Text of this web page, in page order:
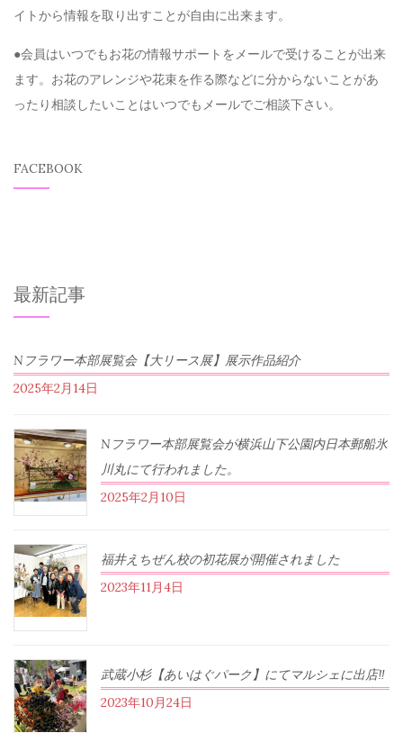
イトから情報を取り出すことが自由に出来ます。
●会員はいつでもお花の情報サポートをメールで受けることが出来
ます。お花のアレンジや花束を作る際などに分からないことがあ
ったり相談したいことはいつでもメールでご相談下さい。
FACEBOOK
最新記事
Nフラワー本部展覧会【大リース展】展示作品紹介
2025年2月14日
Nフラワー本部展覧会が横浜山下公園内日本郵船氷
川丸にて行われました。
2025年2月10日
福井えちぜん校の初花展が開催されました
2023年11月4日
武蔵小杉【あいはぐパーク】にてマルシェに出店‼︎
2023年10月24日